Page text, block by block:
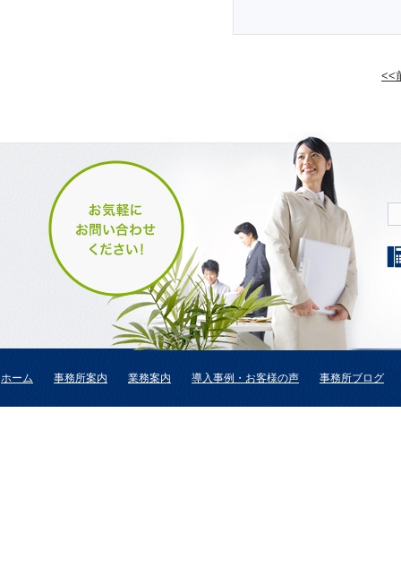
<<
ホーム 事務所案内 業務案内 導入事例・お客様の声 事務所ブログ